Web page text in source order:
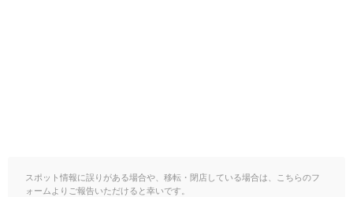
スポット情報に誤りがある場合や、移転・閉店している場合は、こちらのフ
ォームよりご報告いただけると幸いです。